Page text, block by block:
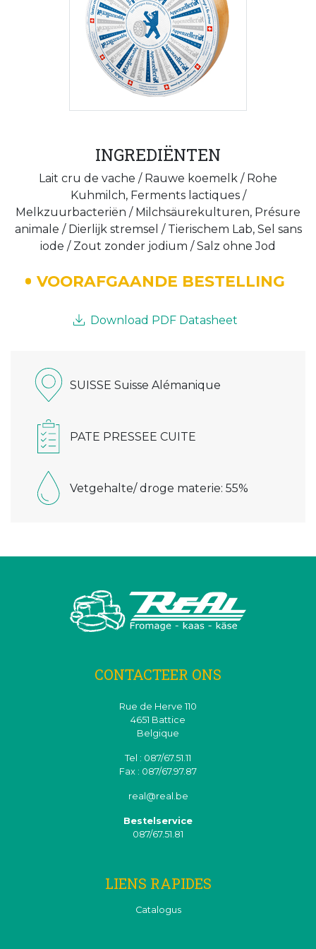
INGREDIËNTEN
Lait cru de vache / Rauwe koemelk / Rohe
Kuhmilch, Ferments lactiques /
Melkzuurbacteriën / Milchsäurekulturen, Présure
animale / Dierlijk stremsel / Tierischem Lab, Sel sans
iode / Zout zonder jodium / Salz ohne Jod
VOORAFGAANDE BESTELLING
Download PDF Datasheet
SUISSE Suisse Alémanique
PATE PRESSEE CUITE
Vetgehalte/ droge materie: 55%
CONTACTEER ONS
Rue de Herve 110
4651 Battice
Belgique
Tel : 087/67.51.11
Fax : 087/67.97.87
real@real.be
Bestelservice
087/67.51.81
LIENS RAPIDES
Catalogus